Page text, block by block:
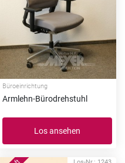
Büroeinrichtung
Armlehn-Bürodrehstuhl
Los ansehen